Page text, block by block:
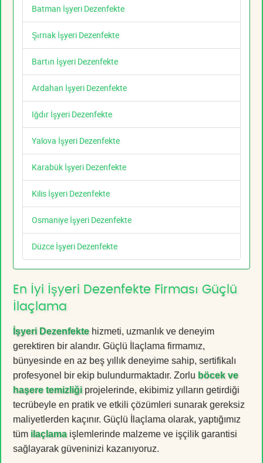
Batman İşyeri Dezenfekte
Şırnak İşyeri Dezenfekte
Bartın İşyeri Dezenfekte
Ardahan İşyeri Dezenfekte
Iğdır İşyeri Dezenfekte
Yalova İşyeri Dezenfekte
Karabük İşyeri Dezenfekte
Kilis İşyeri Dezenfekte
Osmaniye İşyeri Dezenfekte
Düzce İşyeri Dezenfekte
En İyi İşyeri Dezenfekte Firması Güçlü
İlaçlama
İşyeri Dezenfektehizmeti, uzmanlık ve deneyim
gerektiren bir alandır. Güçlü İlaçlama firmamız,
bünyesinde en az beş yıllık deneyime sahip, sertifikalı
profesyonel bir ekip bulundurmaktadır. Zorlu böcek ve
haşere temizliği projelerinde, ekibimiz yılların getirdiği
tecrübeyle en pratik ve etkili çözümleri sunarak gereksiz
maliyetlerden kaçınır. Güçlü İlaçlama olarak, yaptığımız
tüm ilaçlamaişlemlerinde malzeme ve işçilik garantisi
sağlayarak güveninizi kazanıyoruz.